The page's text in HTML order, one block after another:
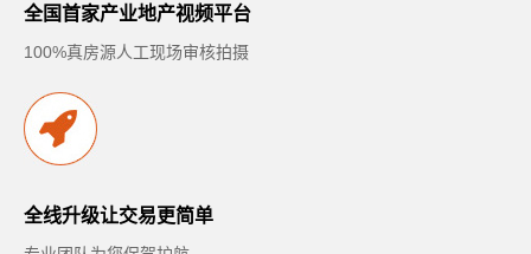
全国首家产业地产视频平台
100%真房源人工现场审核拍摄
全线升级让交易更简单